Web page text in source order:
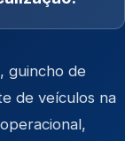
, guincho de
de veículos na